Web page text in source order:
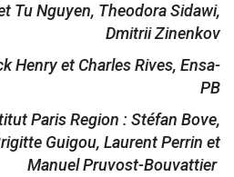
Tu Nguyen, Theodora Sidawi,
Dmitrii Zinenkov
Henry et Charles Rives, Ensa-
PB
Paris Region : Stéfan Bove,
Guigou, Laurent Perrin et
Manuel Pruvost-Bouvattier